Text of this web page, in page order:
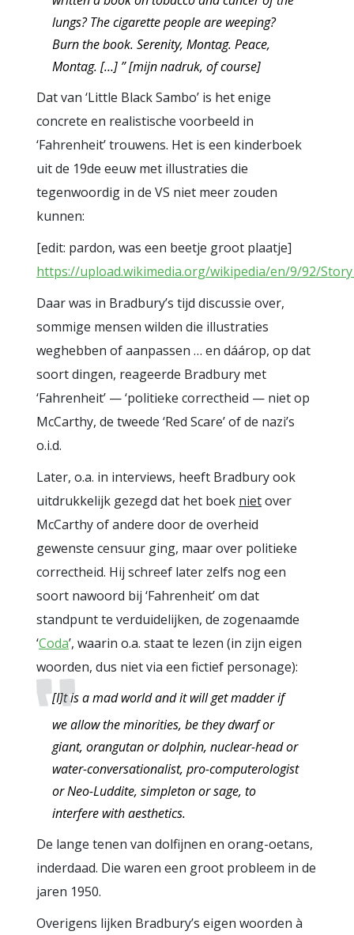
lungs? The cigarette people are weeping?
Burn the book. Serenity, Montag. Peace,
Montag. […] ”[mijn nadruk, of course]
Dat van ‘Little Black Sambo’ is het enige
concrete en realistische voorbeeld in
‘Fahrenheit’ trouwens. Het is een kinderboek
uit de 19de eeuw met illustraties die
tegenwoordig in de VS niet meer zouden
kunnen:
[edit: pardon, was een beetje groot plaatje]
https://upload.wikimedia.org/wikipedia/en/9/92/
Daar was in Bradbury’s tijd discussie over,
sommige mensen wilden die illustraties
weghebben of aanpassen … en dáárop, op dat
soort dingen, reageerde Bradbury met
‘Fahrenheit’ — ‘politieke correctheid — niet op
McCarthy, de tweede ‘Red Scare’ of de nazi’s
o.i.d.
Later, o.a. in interviews, heeft Bradbury ook
uitdrukkelijk gezegd dat het boek nietover
McCarthy of andere door de overheid
gewenste censuur ging, maar over politieke
correctheid. Hij schreef later zelfs nog een
soort nawoord bij ‘Fahrenheit’ om dat
standpunt te verduidelijken, de zogenaamde
‘Coda’, waarin o.a. staat te lezen (in zijn eigen
woorden, dus niet via een fictief personage):
[I]t is a mad world and it will get madder if
we allow the minorities, be they dwarf or
giant, orangutan or dolphin, nuclear-head or
water-conversationalist, pro-computerologist
or Neo-Luddite, simpleton or sage, to
interfere with aesthetics.
De lange tenen van dolfijnen en orang-oetans,
inderdaad. Die waren een groot probleem in de
jaren 1950.
Overigens lijken Bradbury’s eigen woorden à